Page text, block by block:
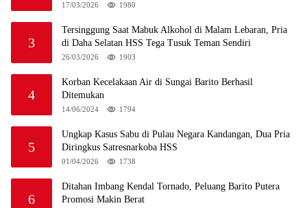
17/03/2026 1980
3
Tersinggung Saat Mabuk Alkohol di Malam Lebaran, Pria
di Daha Selatan HSS Tega Tusuk Teman Sendiri
26/03/2026 1903
4
Korban Kecelakaan Air di Sungai Barito Berhasil
Ditemukan
14/06/2024 1794
5
Ungkap Kasus Sabu di Pulau Negara Kandangan, Dua Pria
Diringkus Satresnarkoba HSS
01/04/2026 1738
6
Ditahan Imbang Kendal Tornado, Peluang Barito Putera
Promosi Makin Berat